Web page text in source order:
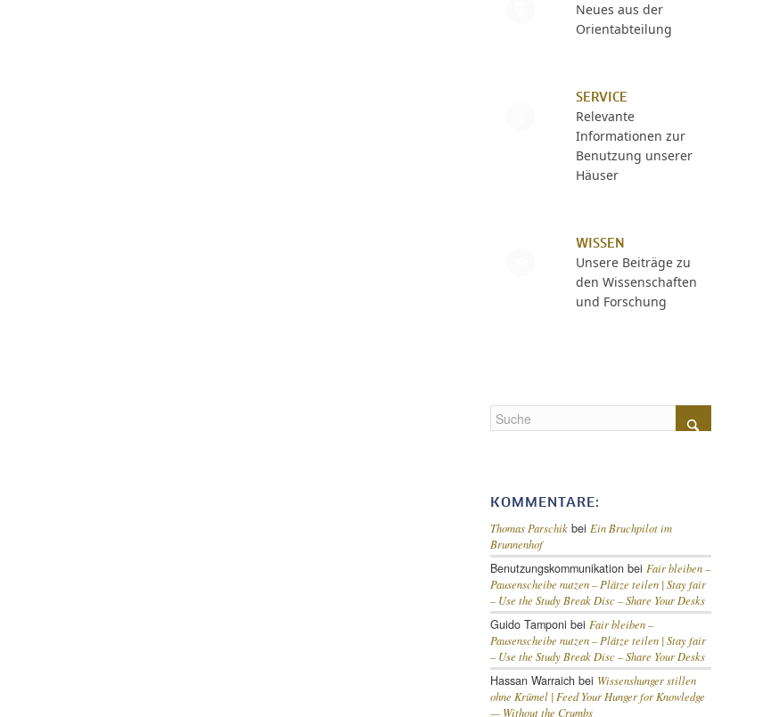
Neues aus der
Orientabteilung
SERVICE
Relevante
Informationen zur
Benutzung unserer
Häuser
WISSEN
Unsere Beiträge zu
den Wissenschaften
und Forschung
KOMMENTARE:
Thomas Parschikbei Ein Bruchpilot im
Brunnenhof
Benutzungskommunikationbei Fair bleiben –
Pausenscheibe nutzen – Plätze teilen |Stay fair
– Use the Study Break Disc – Share Your Desks
Guido Tamponi bei Fair bleiben –
Pausenscheibe nutzen – Plätze teilen |Stay fair
– Use the Study Break Disc – Share Your Desks
Hassan Warraich bei Wissenshunger stillen
ohne Krümel |Feed Your Hunger for Knowledge
— Without the Crumbs